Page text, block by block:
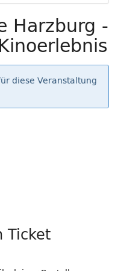
Harzburg -
diese Veranstaltung
Ticket